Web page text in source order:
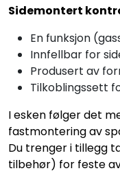
Sidemontert
En funksjon
Innfellbar for
Produsert av
Tilkoblingssett
I esken følger det
fastmontering av
Du trenger i tillegg
tilbehør) for feste